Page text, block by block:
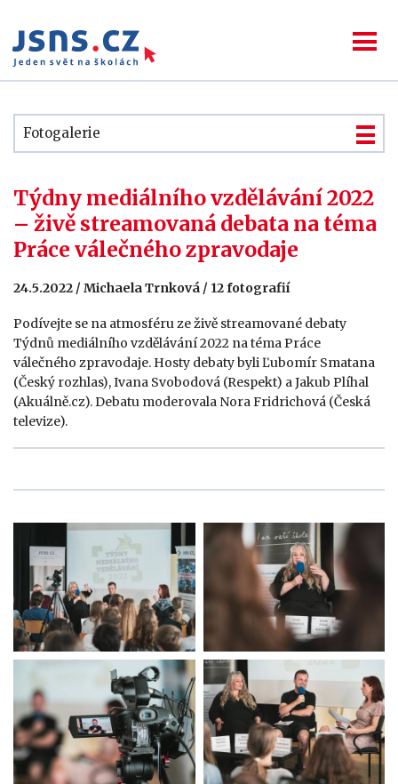
Fotogalerie
Týdny mediálního vzdělávání 2022
– živě streamovaná debata na téma
Práce válečného zpravodaje
24.5.2022 / Michaela Trnková / 12 fotografií
Podívejte se na atmosféru ze živě streamované debaty
Týdnů mediálního vzdělávání 2022 na téma Práce
válečného zpravodaje. Hosty debaty byli Ľubomír Smatana
(Český rozhlas), Ivana Svobodová (Respekt) a Jakub Plíhal
(Akuálně.cz). Debatu moderovala Nora Fridrichová (Česká
televize).